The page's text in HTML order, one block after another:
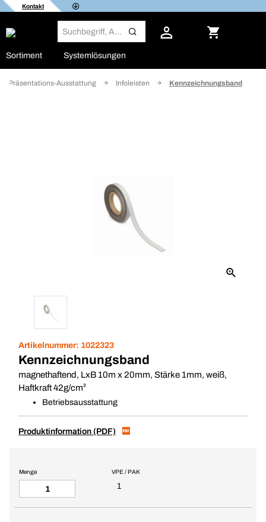
Kontakt
Sortiment Systemlösungen
Präsentations-Ausstattung Infoleisten Kennzeichnungsband
Artikelnummer: 1022323
Kennzeichnungsband
magnethaftend, LxB 10m x 20mm, Stärke 1mm, weiß,
Haftkraft 42g/cm²
Betriebsausstattung
Produktinformation (PDF)
VPE / PAK
1
Menge